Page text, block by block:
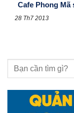
Cafe Phong Mã
28 Th7 2013